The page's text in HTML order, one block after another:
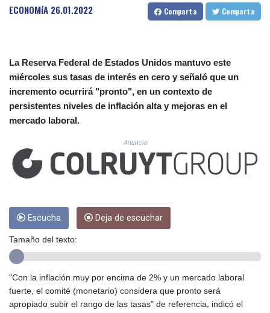
CUC 1.156149
CUP 30.637949
DKK 7.476127
DOP 67.346134
DZD 153.688915
EGP 57.556612
FJD 2.553413
FKP 0.859298
GBP 0.856793
GHS 13.596763
GIP 0.859298
GNF 10145.207892
GYD 241.852202
HKD 9.070596
HNL 30.984681
ECONOMíA 26.01.2022 Comparta Comparta
La Reserva Federal de Estados Unidos mantuvo este
miércoles sus tasas de interés en cero y señaló que un
incremento ocurrirá "pronto", en un contexto de
persistentes niveles de inflación alta y mejoras en el
mercado laboral.
Anuncio
Escucha Deja de escuchar
Tamaño del texto:
"Con la inflación muy por encima de 2% y un mercado laboral
fuerte, el comité (monetario) considera que pronto será
apropiado subir el rango de las tasas" de referencia, indicó el